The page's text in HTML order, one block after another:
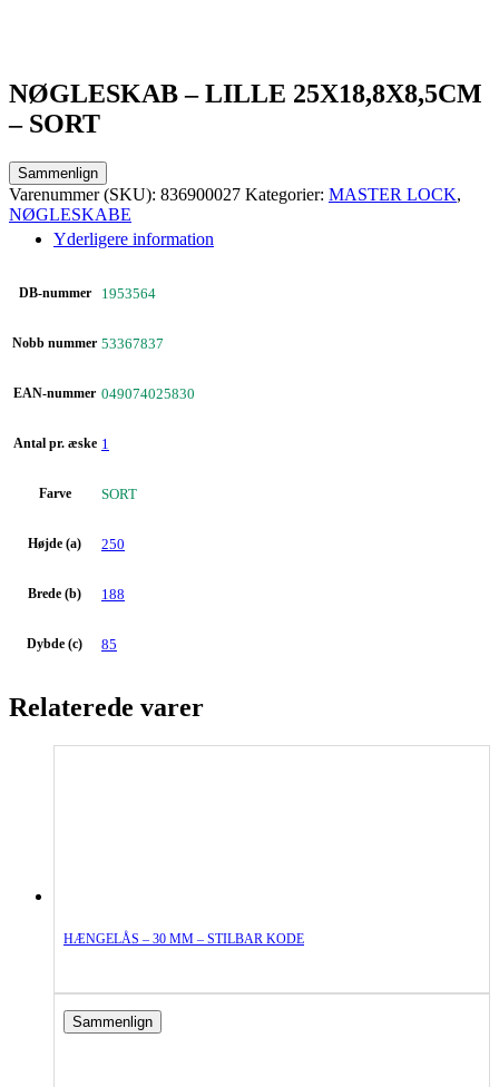
NØGLESKAB – LILLE 25X18,8X8,5CM
– SORT
Sammenlign
Varenummer (SKU): 836900027 Kategorier: MASTER LOCK,
NØGLESKABE
Yderligere information
DB-nummer 1953564
Nobb nummer 53367837
EAN-nummer 049074025830
Antal pr. æske 1
Farve SORT
Højde (a) 250
Brede (b) 188
Dybde (c) 85
Relaterede varer
HÆNGELÅS – 30 MM – STILBAR KODE
Sammenlign